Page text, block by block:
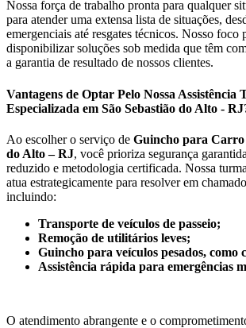
Nossa força de trabalho pronta para qualquer
para atender uma extensa lista de situações,
emergenciais até resgates técnicos. Nosso foco
disponibilizar soluções sob medida que têm
a garantia de resultado de nossos clientes.
Vantagens de Optar Pelo Nossa Assistência
Especializada em São Sebastião do Alto -
Ao escolher o serviço de Guincho para Carro
do Alto – RJ, você prioriza segurança
reduzido e metodologia certificada. Nossa
atua estrategicamente para resolver em
incluindo:
Transporte de veículos de passeio;
Remoção de utilitários leves;
Guincho para veículos pesados, como
Assistência rápida para emergências
O atendimento abrangente e o